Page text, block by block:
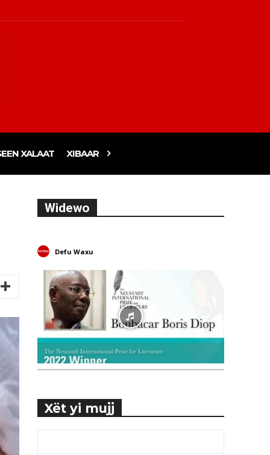
XALAAT XIBAAR
Widewo
Defu Waxu
Xët yi mujj